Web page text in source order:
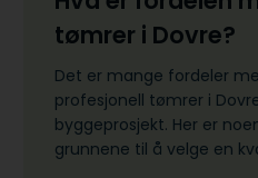
tømrer i Dovre?
Det er mange fordeler
profesjonell tømrer i
byggeprosjekt. Her er
grunnene til å velge en